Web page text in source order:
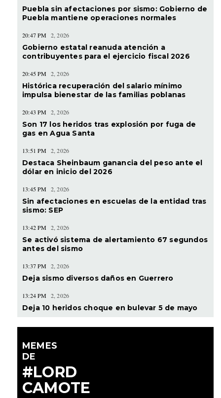
Puebla sin afectaciones por sismo: Gobierno de
Puebla mantiene operaciones normales
20:47 PM 2, 2026
Gobierno estatal reanuda atención a
contribuyentes para el ejercicio fiscal 2026
20:45 PM 2, 2026
Histórica recuperación del salario mínimo
impulsa bienestar de las familias poblanas
20:43 PM 2, 2026
Son 17 los heridos tras explosión por fuga de
gas en Agua Santa
13:51 PM 2, 2026
Destaca Sheinbaum ganancia del peso ante el
dólar en inicio del 2026
13:45 PM 2, 2026
Sin afectaciones en escuelas de la entidad tras
sismo: SEP
13:42 PM 2, 2026
Se activó sistema de alertamiento 67 segundos
antes del sismo
13:37 PM 2, 2026
Deja sismo diversos daños en Guerrero
13:24 PM 2, 2026
Deja 10 heridos choque en bulevar 5 de mayo
MEMES
DE
#LORD
CAMOTE